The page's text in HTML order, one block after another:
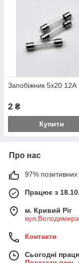
Запобіжник 5х20 12А
2 ₴
Купити
Про нас
97% позитивних
Працює з
м. Кривий Ріг
вул.Володимира
Контакти
Сьогодні